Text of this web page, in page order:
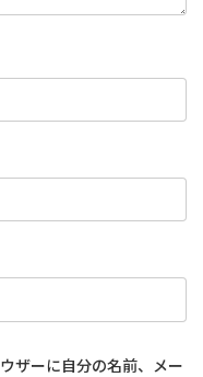
ザーに自分の名前、メー